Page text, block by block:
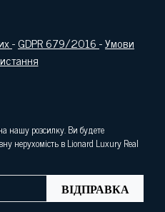
-GDPR 679/2016-Умови
нашу розсилку. Ви будете
нерухомість в Lionard Luxury Real
ВІДПРАВКА